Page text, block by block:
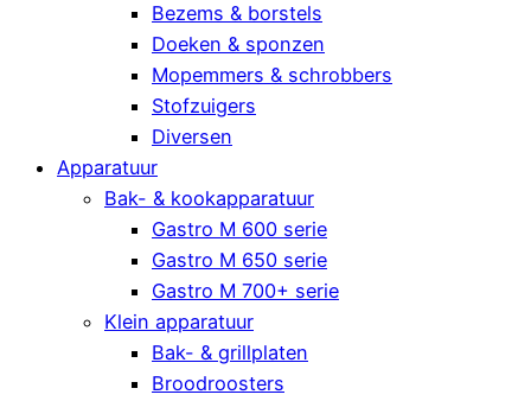
Bezems & borstels
Doeken & sponzen
Mopemmers & schrobbers
Stofzuigers
Diversen
Apparatuur
Bak- & kookapparatuur
Gastro M 600 serie
Gastro M 650 serie
Gastro M 700+ serie
Klein apparatuur
Bak- & grillplaten
Broodroosters